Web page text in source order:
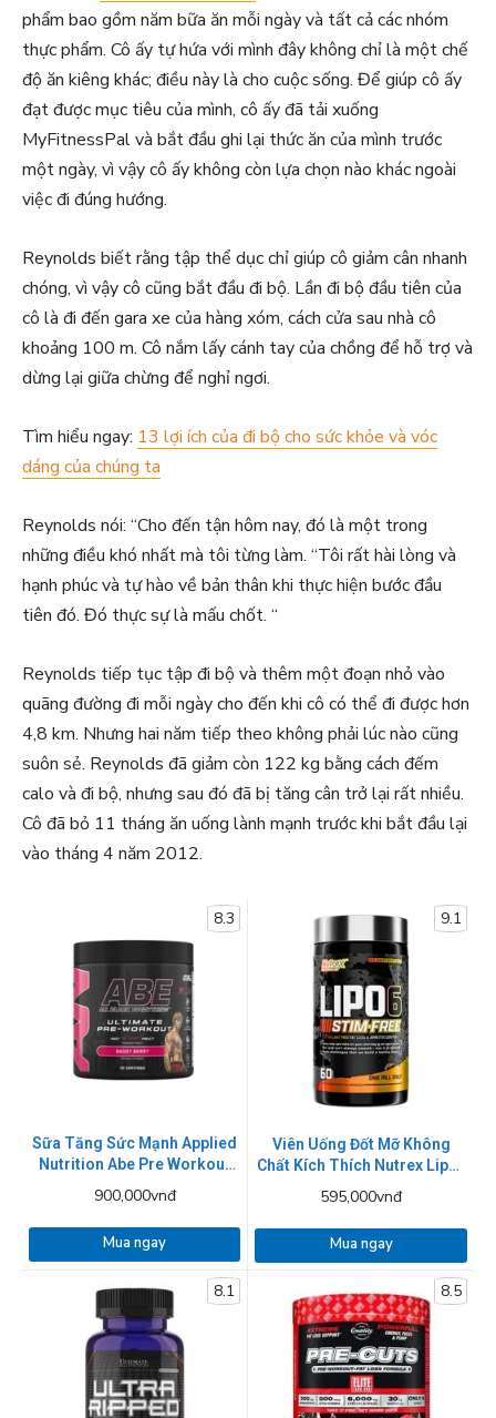
phẩm bao gồm năm bữa ăn mỗi ngày và tất cả các nhóm
thực phẩm. Cô ấy tự hứa với mình đây không chỉ là một chế
độ ăn kiêng khác; điều này là cho cuộc sống. Để giúp cô ấy
đạt được mục tiêu của mình, cô ấy đã tải xuống
MyFitnessPal và bắt đầu ghi lại thức ăn của mình trước
một ngày, vì vậy cô ấy không còn lựa chọn nào khác ngoài
việc đi đúng hướng.
Reynolds biết rằng tập thể dục chỉ giúp cô giảm cân nhanh
chóng, vì vậy cô cũng bắt đầu đi bộ. Lần đi bộ đầu tiên của
cô là đi đến gara xe của hàng xóm, cách cửa sau nhà cô
khoảng 100 m. Cô nắm lấy cánh tay của chồng để hỗ trợ và
dừng lại giữa chừng để nghỉ ngơi.
Tìm hiểu ngay: 13 lợi ích của đi bộ cho sức khỏe và vóc
dáng của chúng ta
Reynolds nói: “Cho đến tận hôm nay, đó là một trong
những điều khó nhất mà tôi từng làm. “Tôi rất hài lòng và
hạnh phúc và tự hào về bản thân khi thực hiện bước đầu
tiên đó. Đó thực sự là mấu chốt. “
Reynolds tiếp tục tập đi bộ và thêm một đoạn nhỏ vào
quãng đường đi mỗi ngày cho đến khi cô có thể đi được hơn
4,8 km. Nhưng hai năm tiếp theo không phải lúc nào cũng
suôn sẻ. Reynolds đã giảm còn 122 kg bằng cách đếm
calo và đi bộ, nhưng sau đó đã bị tăng cân trở lại rất nhiều.
Cô đã bỏ 11 tháng ăn uống lành mạnh trước khi bắt đầu lại
vào tháng 4 năm 2012.
8.3
Sữa Tăng Sức Mạnh Applied
Nutrition Abe Pre Workout
900,000vnđ
Mua ngay
9.1
Viên Uống Đốt Mỡ Không
Chất Kích Thích Nutrex Lipo-
595,000vnđ
Mua ngay
8.1 8.5